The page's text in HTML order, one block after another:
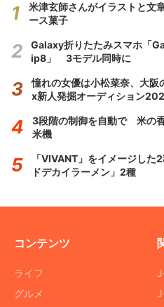
米津玄師さんがイラストと文
ース菓子
Galaxy折りたたみスマホ「
ip8」 3モデル同時に
憧れの女優は小松菜奈、大
x新人発掘オーディション
3段階の制御を自動で 米の
米機
「VIVANT」をイメージし
ドデカイラーメン」2種
コンテンツ
ライフ
グルメ